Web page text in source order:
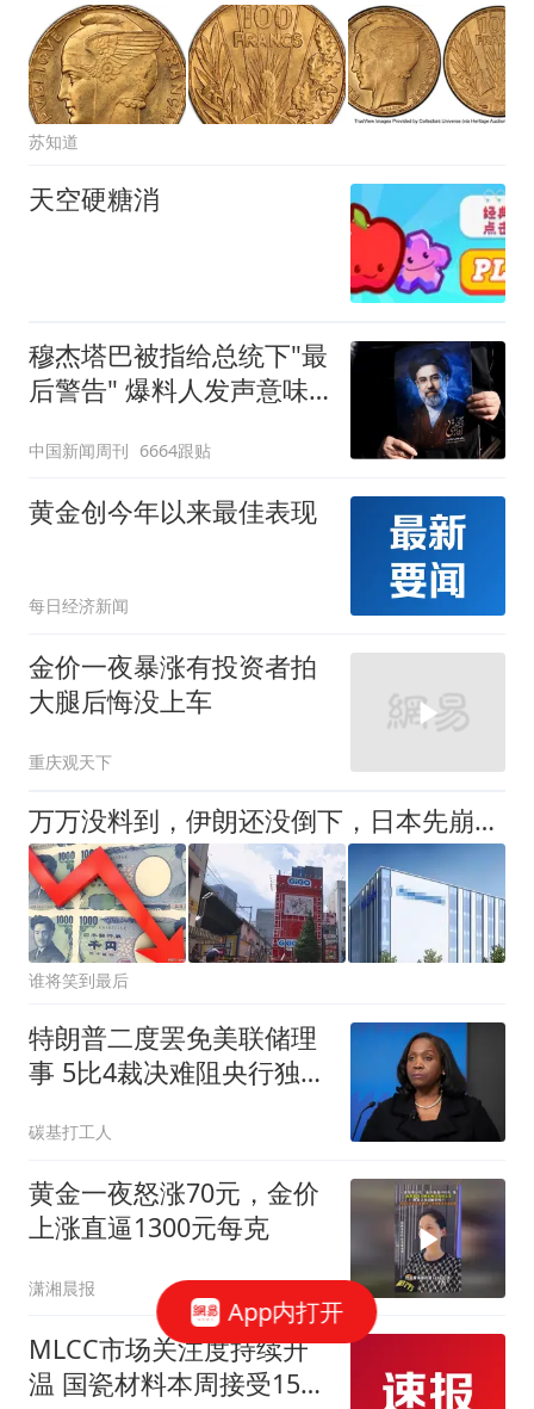
苏知道
天空硬糖消
穆杰塔巴被指给总统下"最
后警告" 爆料人发声意味
中国新闻周刊 6664跟贴
黄金创今年以来最佳表现
每日经济新闻
金价一夜暴涨有投资者拍
大腿后悔没上车
重庆观天下
万万没料到，伊朗还没倒下，日本先崩溃了，日专家：中国在搞鬼！
谁将笑到最后
特朗普二度罢免美联储理
事 5比4裁决难阻央行独立
碳基打工人
黄金一夜怒涨70元，金价
上涨直逼1300元每克
潇湘晨报
MLCC市场关注度持续升
温 国瓷材料本周接受152
App内打开